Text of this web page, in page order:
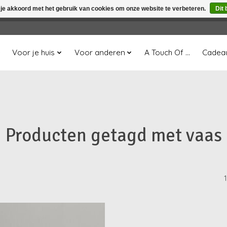
Voor je huis Voor anderen A Touch Of ...
Producten getagd met vaas
akkoord met het gebruik van cookies om onze website te verbeteren. Dit
winkel is in aanbouw. Eventueel geplaatste orders zullen niet